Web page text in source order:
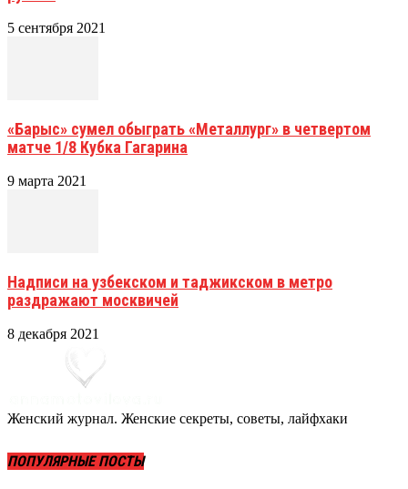
5 сентября 2021
«Барыс» сумел обыграть «Металлург» в четвертом
матче 1/8 Кубка Гагарина
9 марта 2021
Надписи на узбекском и таджикском в метро
раздражают москвичей
8 декабря 2021
Женский журнал. Женские секреты, советы, лайфхаки
ПОПУЛЯРНЫЕ ПОСТЫ